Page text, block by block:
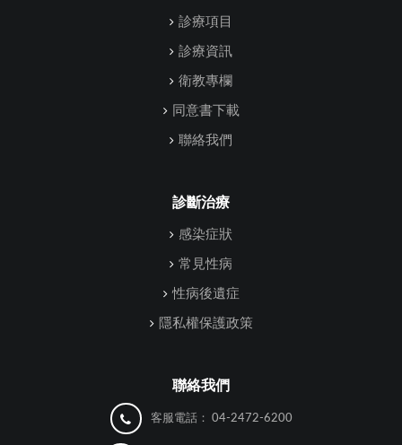
診療項目
診療資訊
衛教專欄
同意書下載
聯絡我們
診斷治療
感染症狀
常見性病
性病後遺症
隱私權保護政策
聯絡我們
客服電話： 04-2472-6200